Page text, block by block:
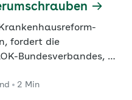
fordert die
Bundesverbandes, Dr.
2 Min